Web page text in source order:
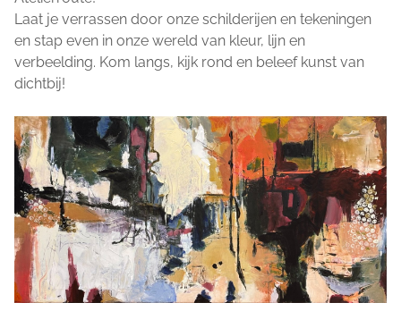
Laat je verrassen door onze schilderijen en tekeningen
en stap even in onze wereld van kleur, lijn en
verbeelding. Kom langs, kijk rond en beleef kunst van
dichtbij!